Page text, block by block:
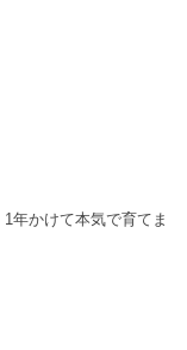
年かけて本気で育てま